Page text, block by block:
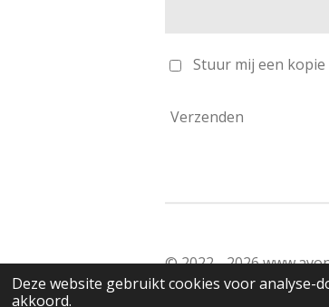
Deze website gebruikt cookies voor analyse-
akkoord.
Stuur mij een kopie
Verzenden
© 2022 - 2026